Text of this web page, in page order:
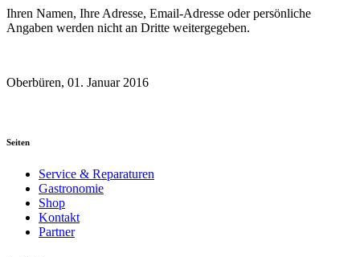
Ihren Namen, Ihre Adresse, Email-Adresse oder persönliche
Angaben werden nicht an Dritte weitergegeben.
Oberbüren, 01. Januar 2016
Seiten
Service & Reparaturen
Gastronomie
Shop
Kontakt
Partner